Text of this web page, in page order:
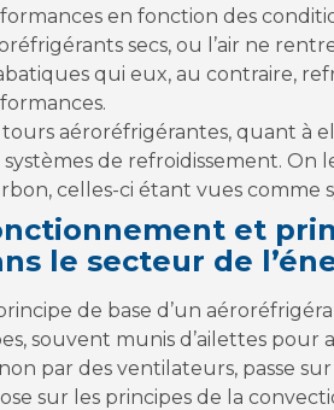
en fonction des
secs, ou l’air ne
qui eux, au contraire,
tours aéroréfrigérantes, quant à
systèmes de refroidissement.
celles-ci étant vues comme
et
le secteur de
de base d’un
souvent munis d’ailettes pour
par des ventilateurs, passe
sur les principes de la